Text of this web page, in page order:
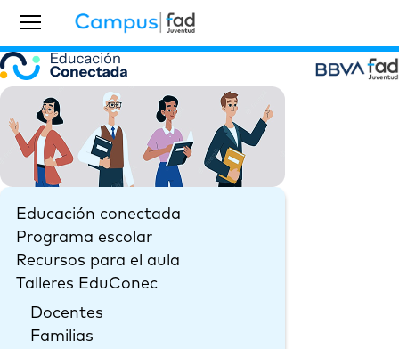
Educación conectada
Programa escolar
Recursos para el aula
Talleres EduConec
Docentes
Familias